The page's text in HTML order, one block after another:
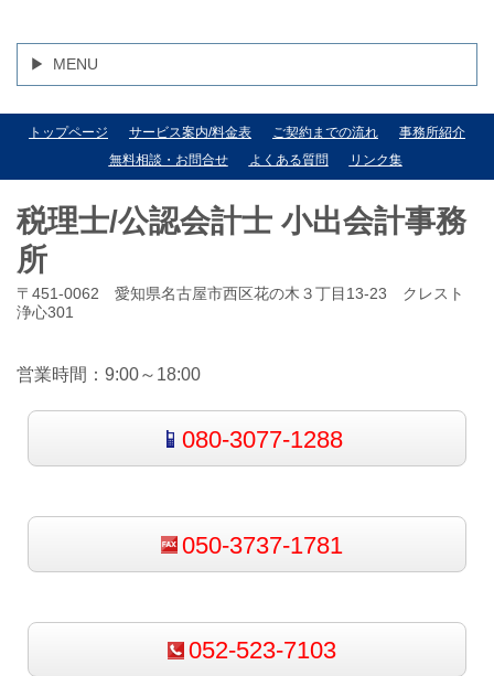
MENU
トップページ サービス案内/料金表 ご契約までの流れ
事務所紹介
無料相談・お問合せ
よくある質問 リンク集
税理士/公認会計士 小出会計事務
所
〒451-0062 愛知県名古屋市西区花の木３丁目13-23 クレスト
浄心301
営業時間：9:00～18:00
080-3077-1288
050-3737-1781
052-523-7103